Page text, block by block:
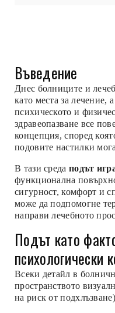
Въведение
Днес болниците и
като места за лечение,
психическото и
здравеопазване все
концепция, според
подовите настилки
В тази среда подът
функционална
сигурност, комфорт и
може да подпомогне
направи лечебното
Подът като
психологически
Всеки детайл в
пространството
на риск от